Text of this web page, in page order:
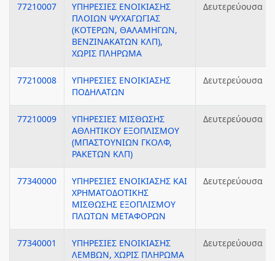
77210007
ΥΠΗΡΕΣΙΕΣ ΕΝΟΙΚΙΑΣΗΣ
ΠΛΟΙΩΝ ΨΥΧΑΓΩΓΙΑΣ
(ΚΟΤΕΡΩΝ, ΘΑΛΑΜΗΓΩΝ,
ΒΕΝΖΙΝΑΚΑΤΩΝ ΚΛΠ),
ΧΩΡΙΣ ΠΛΗΡΩΜΑ
Δευτερεύουσα
77210008
ΥΠΗΡΕΣΙΕΣ ΕΝΟΙΚΙΑΣΗΣ
ΠΟΔΗΛΑΤΩΝ
Δευτερεύουσα
77210009
ΥΠΗΡΕΣΙΕΣ ΜΙΣΘΩΣΗΣ
ΑΘΛΗΤΙΚΟΥ ΕΞΟΠΛΙΣΜΟΥ
(ΜΠΑΣΤΟΥΝΙΩΝ ΓΚΟΛΦ,
ΡΑΚΕΤΩΝ ΚΛΠ)
Δευτερεύουσα
77340000
ΥΠΗΡΕΣΙΕΣ ΕΝΟΙΚΙΑΣΗΣ ΚΑΙ
ΧΡΗΜΑΤΟΔΟΤΙΚΗΣ
ΜΙΣΘΩΣΗΣ ΕΞΟΠΛΙΣΜΟΥ
ΠΛΩΤΩΝ ΜΕΤΑΦΟΡΩΝ
Δευτερεύουσα
77340001
ΥΠΗΡΕΣΙΕΣ ΕΝΟΙΚΙΑΣΗΣ
ΛΕΜΒΩΝ, ΧΩΡΙΣ ΠΛΗΡΩΜΑ
Δευτερεύουσα